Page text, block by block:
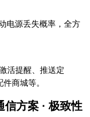
电源丢失概率，全方
活提醒、推送定
商城等。
方案 · 极致性